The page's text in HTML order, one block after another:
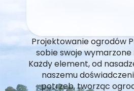
Projektowanie ogrodów
sobie swoje
Każdy element, od
naszemu
potrzeb, tworząc